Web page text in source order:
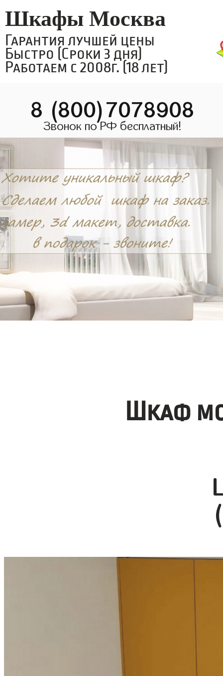
Шкафы Москва
Гарантия лучшей цены
Быстро (Сроки 3 дня)
Работаем с 2008г. (18 лет)
8 (800)7078908
Звонок по РФ бесплатный!
Шкаф